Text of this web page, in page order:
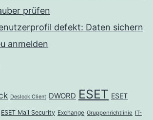
prüfen
defekt: Daten sichern
anmelden
Deslock Client DWORD ESET ESET
ESET Mail Security Exchange Gruppenrichtlinie IT-